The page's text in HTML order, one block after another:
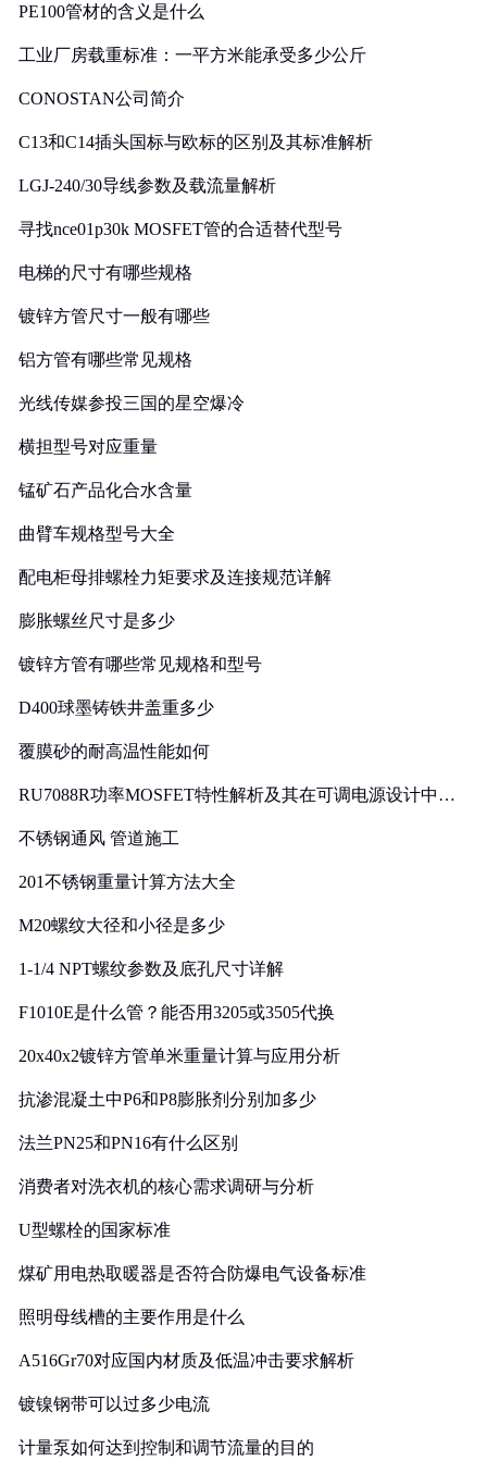
PE100管材的含义是什么
工业厂房载重标准：一平方米能承受多少公斤
CONOSTAN公司简介
C13和C14插头国标与欧标的区别及其标准解析
LGJ-240/30导线参数及载流量解析
寻找nce01p30k MOSFET管的合适替代型号
电梯的尺寸有哪些规格
镀锌方管尺寸一般有哪些
铝方管有哪些常见规格
光线传媒参投三国的星空爆冷
横担型号对应重量
锰矿石产品化合水含量
曲臂车规格型号大全
配电柜母排螺栓力矩要求及连接规范详解
膨胀螺丝尺寸是多少
镀锌方管有哪些常见规格和型号
D400球墨铸铁井盖重多少
覆膜砂的耐高温性能如何
RU7088R功率MOSFET特性解析及其在可调电源设计中的
不锈钢通风 管道施工
201不锈钢重量计算方法大全
M20螺纹大径和小径是多少
1-1/4 NPT螺纹参数及底孔尺寸详解
F1010E是什么管？能否用3205或3505代换
20x40x2镀锌方管单米重量计算与应用分析
抗渗混凝土中P6和P8膨胀剂分别加多少
法兰PN25和PN16有什么区别
消费者对洗衣机的核心需求调研与分析
U型螺栓的国家标准
煤矿用电热取暖器是否符合防爆电气设备标准
照明母线槽的主要作用是什么
A516Gr70对应国内材质及低温冲击要求解析
镀镍钢带可以过多少电流
计量泵如何达到控制和调节流量的目的